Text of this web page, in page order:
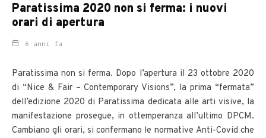
Paratissima 2020 non si ferma: i nuovi
orari di apertura
6 anni fa
Paratissima non si ferma. Dopo l’apertura il 23 ottobre 2020
di “Nice & Fair – Contemporary Visions”, la prima “fermata”
dell’edizione 2020 di Paratissima dedicata alle arti visive, la
manifestazione prosegue, in ottemperanza all’ultimo DPCM.
Cambiano gli orari, si confermano le normative Anti-Covid che